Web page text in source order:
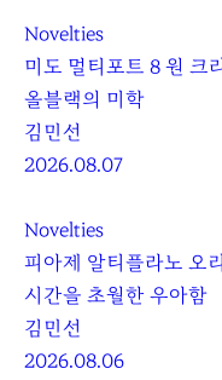
Novelties
미도 멀티포트 8 원 크
올블랙의 미학
김민선
2026.08.07
Novelties
피아제 알티플라노 오
시간을 초월한 우아함
김민선
2026.08.06